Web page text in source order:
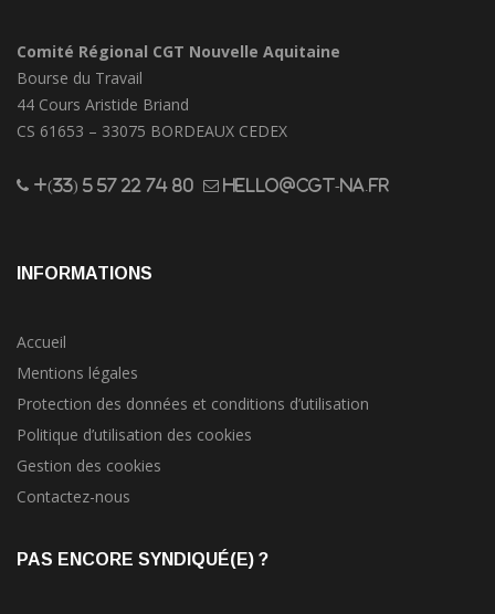
Comité Régional CGT Nouvelle Aquitaine
Bourse du Travail
44 Cours Aristide Briand
CS 61653 – 33075 BORDEAUX CEDEX
+(33) 5 57 22 74 80 hello@cgt-na.fr
INFORMATIONS
Accueil
Mentions légales
Protection des données et conditions d’utilisation
Politique d’utilisation des cookies
Gestion des cookies
Contactez-nous
PAS ENCORE SYNDIQUÉ(E) ?